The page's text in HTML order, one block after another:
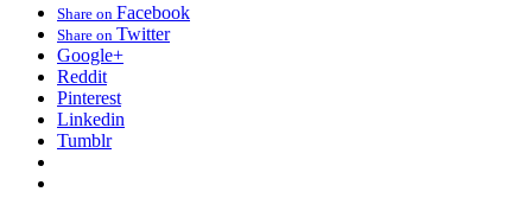
Share on Facebook
Share on Twitter
Google+
Reddit
Pinterest
Linkedin
Tumblr